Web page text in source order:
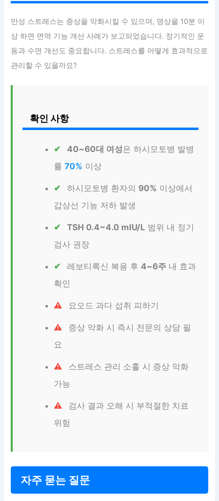
만성 스트레스는 증상을 악화시킬 수 있으며, 명상을 10분 이
상 하면 면역 기능 개선 사례가 보고되었습니다. 정기적인 운
동과 수면 개선도 중요합니다. 스트레스를 어떻게 효과적으로
관리할 수 있을까요?
확인 사항
40~60대 여성은 하시모토병 발병
률70% 이상
하시모토병 환자의 90% 이상에서
갑상선 기능 저하 발생
TSH 0.4~4.0 mIU/L 범위 내 정기
검사 권장
레보티록신 복용 후 4~6주 내 효과
확인
요오드 과다 섭취 피하기
증상 악화 시 즉시 전문의 상담 필
요
스트레스 관리 소홀 시 증상 악화
가능
검사 결과 오해 시 부적절한 치료
위험
자주 묻는 질문